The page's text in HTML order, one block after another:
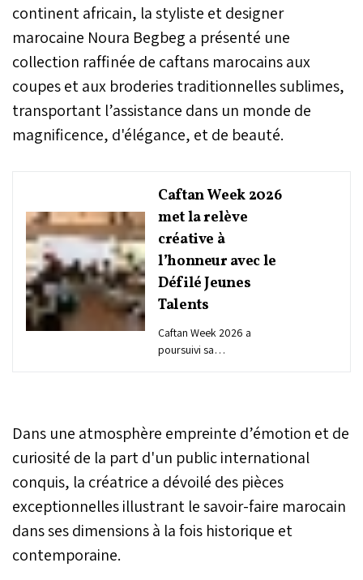
continent africain, la styliste et designer
marocaine Noura Begbeg a présenté une
collection raffinée de caftans marocains aux
coupes et aux broderies traditionnelles sublimes,
transportant l’assistance dans un monde de
magnificence, d'élégance, et de beauté.
Caftan Week 2026
met la relève
créative à
l’honneur avec le
Défilé Jeunes
Talents
Caftan Week 2026 a
poursuivi sa
transmission, de la relève
créative et du
rayonnement du caftan
marocain.
Dans une atmosphère empreinte d’émotion et de
curiosité de la part d'un public international
conquis, la créatrice a dévoilé des pièces
exceptionnelles illustrant le savoir-faire marocain
dans ses dimensions à la fois historique et
contemporaine.